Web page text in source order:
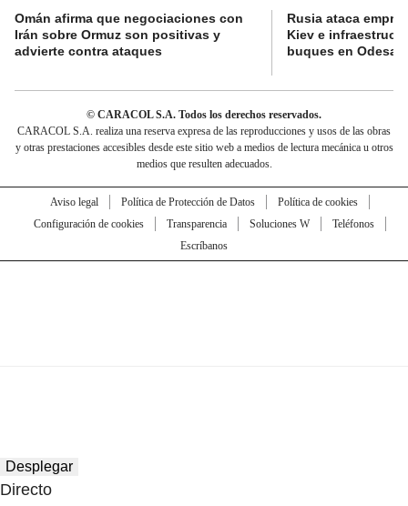
Omán afirma que negociaciones con
Irán sobre Ormuz son positivas y
advierte contra ataques
Rusia ataca
Kiev e
buques en Odesa
© CARACOL S.A. Todos los derechos reservados.
CARACOL S.A. realiza una reserva expresa de las reproducciones y usos de las obras
y otras prestaciones accesibles desde este sitio web a medios de lectura mecánica u otros
medios que resulten adecuados.
Aviso legal Política de Protección de Datos
Política de cookies
Configuración de cookies
Transparencia Soluciones W
Teléfonos
Escríbanos
Desplegar
Directo